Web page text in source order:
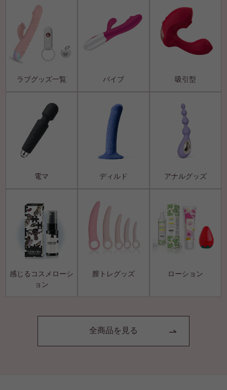
ラブグッズ一覧 バイブ 吸引型
電マ ディルド アナルグッズ
感じるコスメローシ
ョン
膣トレグッズ ローション
全商品を見る